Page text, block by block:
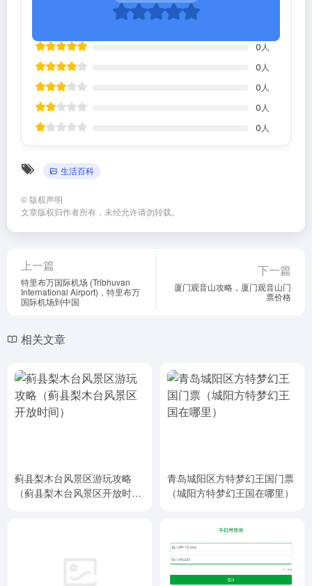
0 人
0 人
0 人
0 人
0 人
生活百科
© 版权声明
文章版权归作者所有，未经允许请勿转载。
上一篇
特里布万国际机场 (Tribhuvan
International Airport)，特里布万
国际机场到中国
下一篇
厦门观音山攻略，厦门观音山门
票价格
相关文章
蓟县梨木台风景区游玩攻略
（蓟县梨木台风景区开放时
青岛城阳区方特梦幻王国门票
（城阳方特梦幻王国在哪里）